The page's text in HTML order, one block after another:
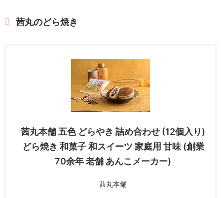
茜丸のどら焼き
茜丸本舗 五色 どらやき 詰め合わせ (12個入り)
どら焼き 和菓子 和スイーツ 家庭用 甘味 (創業
70余年 老舗 あんこメーカー)
茜丸本舗